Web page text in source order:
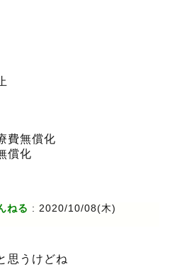
費無償化
償化
ねる : 2020/10/08(木)
思うけどね